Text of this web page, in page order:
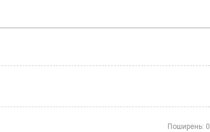
Поширень: 0